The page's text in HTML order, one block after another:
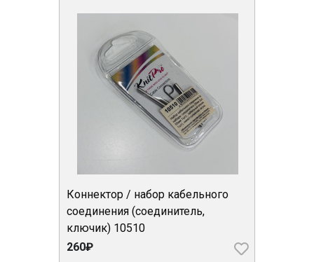
Коннектор / набор кабельного
соединения (соединитель,
ключик) 10510
260₽